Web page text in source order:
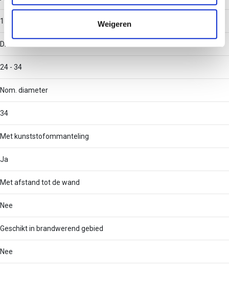
verzameld op basis van uw gebruik van hun services.
Weigeren
1
Diameter
24 - 34
Nom. diameter
34
Met kunststofommanteling
Ja
Met afstand tot de wand
Nee
Geschikt in brandwerend gebied
Nee